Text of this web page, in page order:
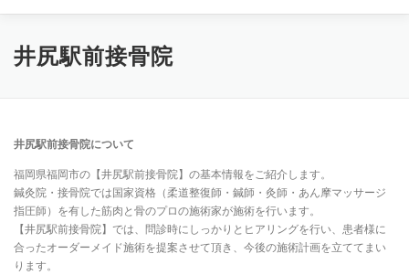
ッ
トップ 店舗一覧
井尻駅前接骨院
井尻駅前接骨院について
福岡県福岡市の【井尻駅前接骨院】の基本情報をご紹介します。
鍼灸院・接骨院では国家資格（柔道整復師・鍼師・灸師・あん摩マッサージ
指圧師）を有した筋肉と骨のプロの施術家が施術を行います。
【井尻駅前接骨院】では、問診時にしっかりとヒアリングを行い、患者様に
合ったオーダーメイド施術を提案させて頂き、今後の施術計画を立ててまい
ります。